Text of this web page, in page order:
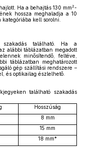
Ha a behajtás 130 mm2-
hossza meghaladja a 10
kell sorolni.
található. Ha a
alábbi táblázatban megadott
minősítendő, feltéve,
táblázatban meghatározott
gép szállítási rendszere –
és optikailag észlelhető.
található szakadás
Hosszúság
8 mm
15 mm
18 mm*